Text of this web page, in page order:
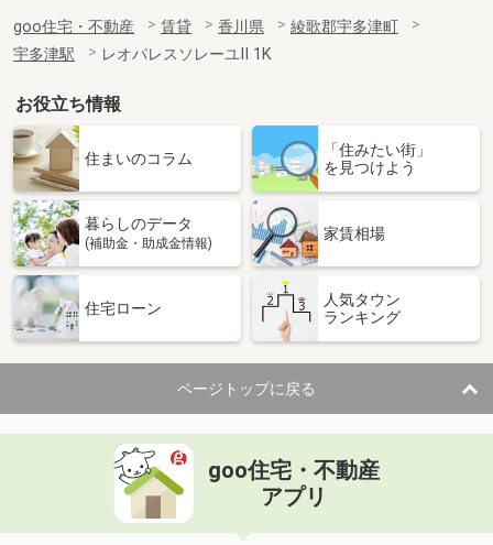
goo住宅・不動産 賃貸 香川県
綾歌郡宇多津町
宇多津駅
レオパレスソレーユⅡ 1K
お役立ち情報
住まいのコラム
「住みたい街」
を見つけよう
暮らしのデータ
(補助金・助成金情報)
家賃相場
住宅ローン
人気タウン
ランキング
ページトップに戻る
goo住宅・不動産
アプリ